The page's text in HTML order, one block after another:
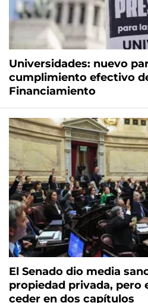
Universidades: nuevo
cumplimiento efectivo
Financiamiento
El Senado dio media
propiedad privada, pero
ceder en dos capítulos